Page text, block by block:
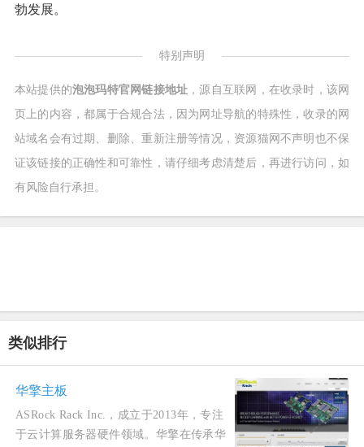
勃发展。
特别声明
本站提供的泡泡玛特官网链接地址 ，源自互联网，在收录时，该网
页上的内容，都属于合规合法，因为网址导航的特殊性，收录的网
站域名会有过期、删除、重新注册等情况，资源猫网不声明也不保
证该链接的正确性和可靠性，请仔细考虑清楚后，再进行访问，如
有风险自行承担。
类似排行
华擎主板
ASRock Rack Inc.，成立于2013年，专注
于云计算服务器硬件领域。华擎在传承华